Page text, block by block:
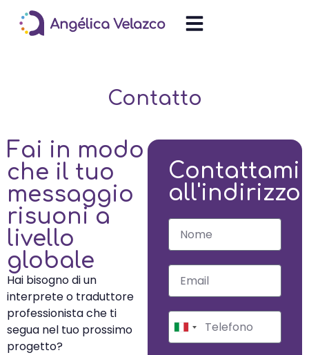
Contatto
Fai in modo
che il tuo
messaggio
risuoni a
livello
globale
Hai bisogno di un
interprete o traduttore
professionista che ti
segua nel tuo prossimo
progetto?
Contattami
all'indirizzo
Italy
+39